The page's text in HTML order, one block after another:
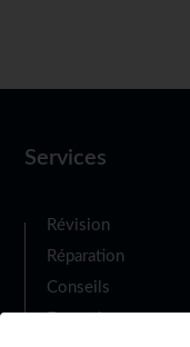
Services
Révision
Réparation
Conseils
Formation